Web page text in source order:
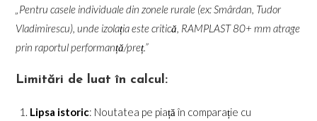
„Pentru casele individuale din zonele rurale (ex: Smârdan, Tudor
Vladimirescu), unde izolația este critică, RAMPLAST 80+ mm atrage
prin raportul performanță/preț.”
Limitări de luat în calcul:
Lipsa istoric: Noutatea pe piață în comparație cu